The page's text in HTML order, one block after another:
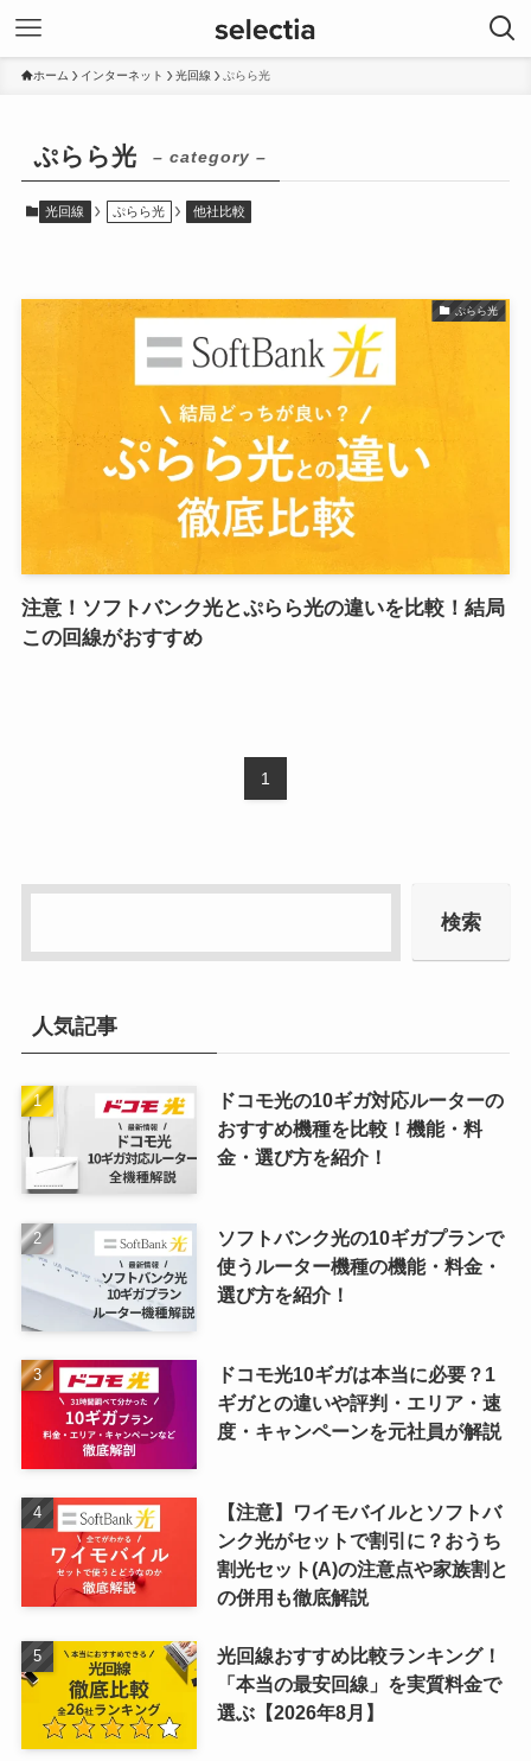
ホーム インターネット 光回線 ぷらら光
ぷらら光 – category –
光回線 ぷらら光 他社比較
ぷらら光
注意！ソフトバンク光とぷらら光の違いを比較！結局
この回線がおすすめ
1
検索
人気記事
ドコモ光の10ギガ対応ルーターの
おすすめ機種を比較！機能・料
金・選び方を紹介！
ソフトバンク光の10ギガプランで
使うルーター機種の機能・料金・
選び方を紹介！
ドコモ光10ギガは本当に必要？1
ギガとの違いや評判・エリア・速
度・キャンペーンを元社員が解説
【注意】ワイモバイルとソフトバ
ンク光がセットで割引に？おうち
割光セット(A)の注意点や家族割と
の併用も徹底解説
光回線おすすめ比較ランキング！
「本当の最安回線」を実質料金で
選ぶ【2026年8月】